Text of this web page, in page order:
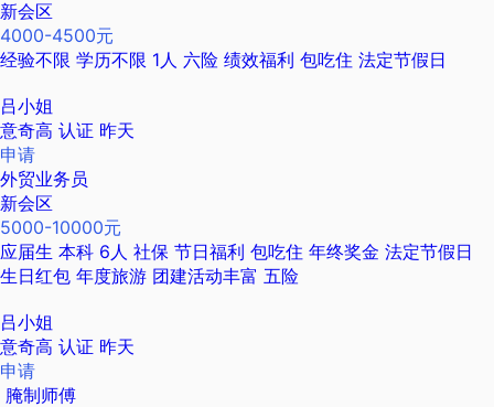
新会区
4000-4500元
经验不限 学历不限 1人 六险 绩效福利 包吃住 法定节假日
吕小姐
意奇高 认证 昨天
申请
外贸业务员
新会区
5000-10000元
应届生 本科 6人 社保 节日福利 包吃住 年终奖金 法定节假日
生日红包 年度旅游 团建活动丰富 五险
吕小姐
意奇高 认证 昨天
申请
腌制师傅